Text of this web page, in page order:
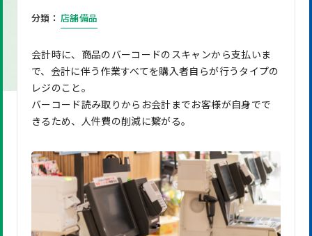
分類： 店舗備品
会計時に、商品のバーコードのスキャンから支払いま
で、会計に伴う作業すべてを購入者自らが行うタイプの
レジのこと。
バーコード読み取りからお会計までお客様が自身でで
きるため、人件費の削減に繋がる。